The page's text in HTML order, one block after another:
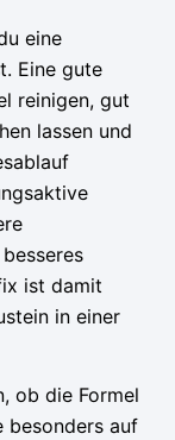
eine
Eine gute
reinigen, gut
lassen und
ist damit
in einer
ob die Formel
besonders auf